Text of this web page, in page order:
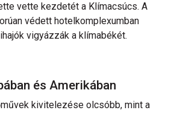
vette kezdetét a Klímacsúcs. A
védett hotelkomplexumban
vigyázzák a klímabékét.
és Amerikában
kivitelezése olcsóbb, mint a